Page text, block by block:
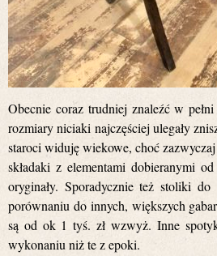
Obecnie coraz trudniej znaleźć w
rozmiary niciaki najczęściej ulegały
staroci widuję wiekowe, choć
składaki z elementami dobieranymi
oryginały. Sporadycznie też stoliki
porównaniu do innych, większych
są od ok 1 tyś. zł wzwyż. Inne
wykonaniu niż te z epoki.